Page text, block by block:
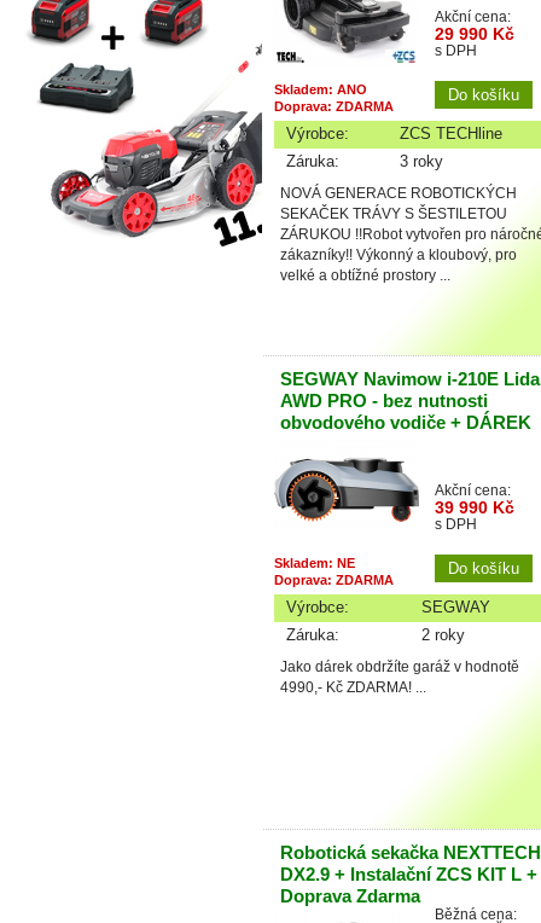
Akční cena:
29 990 Kč
s DPH
Skladem: ANO
Doprava: ZDARMA
Výrobce:
ZCS TECHline
Záruka:
3 roky
NOVÁ GENERACE ROBOTICKÝCH
SEKAČEK TRÁVY S ŠESTILETOU
ZÁRUKOU !!Robot vytvořen pro
zákazníky!! Výkonný a kloubový, pro
velké a obtížné prostory ...
SEGWAY Navimow i-210E
AWD PRO - bez nutnosti
obvodového vodiče + DÁREK
Akční cena:
39 990 Kč
s DPH
Skladem: NE
Doprava: ZDARMA
Výrobce:
SEGWAY
Záruka:
2 roky
Jako dárek obdržíte garáž v hodnotě
4990,- Kč ZDARMA! ...
Robotická sekačka NEXTTECH
DX2.9 + Instalační ZCS KIT L +
Doprava Zdarma
Běžná cena: